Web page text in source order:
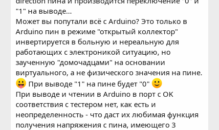
"1" на выводе...
Может вы попутали всё с Arduino? Это только в
Arduino пин в режиме "открытый коллектор"
инвертируется в больную и нереальную для
работающих с электроникой ситуацию, но
заученную "домочадцами" на основании
виртуального, а не физического значения на пине.
При выводе "1" на пине будет "0"
При выводе и чтении в Arduino в порт с OK
соответствия с тестером нет, как есть и
неопределенность - что даст их любимая функция
получения напряжения с пина, имеющего 3